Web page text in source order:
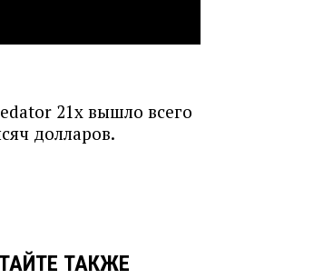
21x вышло всего
долларов.
ТАКЖЕ